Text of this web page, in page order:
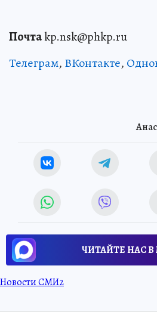
Почтаkp.nsk@phkp.ru
Телеграм, ВКонтакте,
ЧИТАЙТЕ НАС В
Новости СМИ2